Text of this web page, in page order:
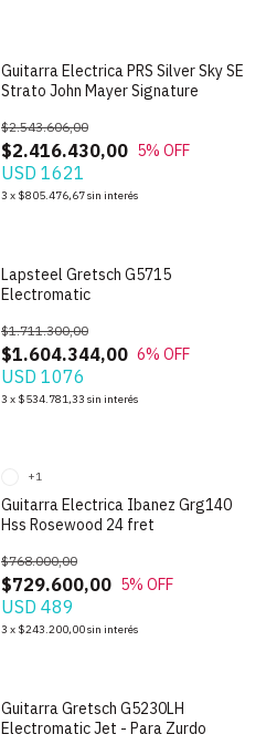
Guitarra Electrica PRS Silver Sky SE
Strato John Mayer Signature
$2.416.430,00
$2.543.606,00
5% OFF
USD 1621
3 x $805.476,67sin interés
Lapsteel Gretsch G5715
Electromatic
$1.604.344,00
$1.711.300,00
6% OFF
USD 1076
3 x $534.781,33 sin interés
Guitarra Electrica Ibanez Grg140
Hss Rosewood 24 fret
$729.600,00
$768.000,00
5% OFF
USD 489
3 x $243.200,00sin interés
+1
Guitarra Gretsch G5230LH
Electromatic Jet - Para Zurdo